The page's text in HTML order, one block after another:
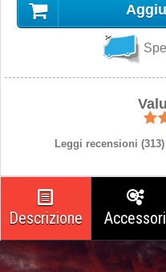
Leggi recensioni (313)
Descrizione Accessori